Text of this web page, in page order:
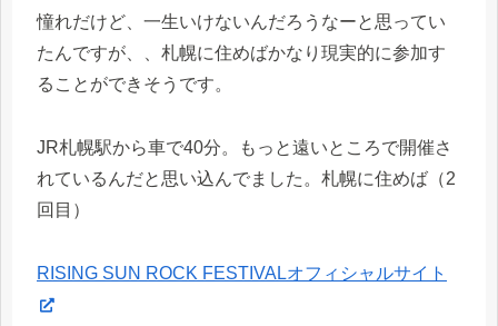
憧れだけど、一生いけないんだろうなーと思ってい
たんですが、、札幌に住めばかなり現実的に参加す
ることができそうです。
JR札幌駅から車で40分。もっと遠いところで開催さ
れているんだと思い込んでました。札幌に住めば（2
回目）
RISING SUN ROCK FESTIVALオフィシャルサイト